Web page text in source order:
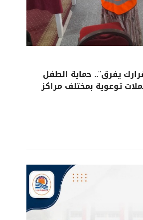
يفرق".. حماية الطفل
توعوية بمختلف مراكز